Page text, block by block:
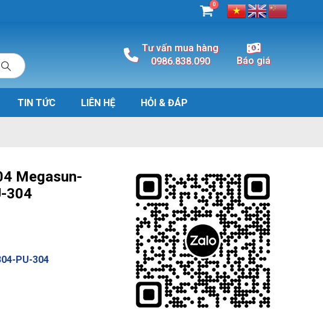
0
Tư vấn mua hàng
0986.838.090
Báo giá
TIN TỨC LIÊN HỆ HỎI & ĐÁP
Megasun-
304
PU-304